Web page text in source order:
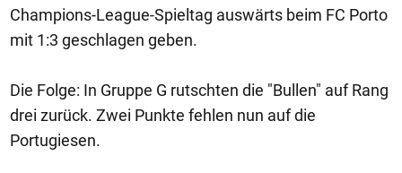
Champions-League-Spieltag auswärts beim FC Porto
mit 1:3 geschlagen geben.
Die Folge: In Gruppe G rutschten die "Bullen" auf Rang
drei zurück. Zwei Punkte fehlen nun auf die
Portugiesen.